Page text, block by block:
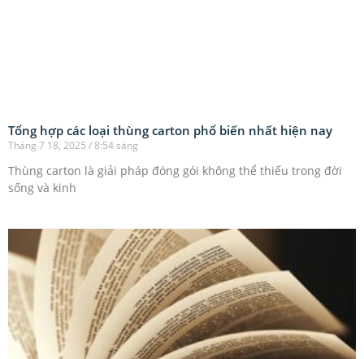
Tổng hợp các loại thùng carton phổ biến nhất hiện nay
Tháng 7 18, 2025 8:54 sáng
Thùng carton là giải pháp đóng gói không thể thiếu trong đời
sống và kinh